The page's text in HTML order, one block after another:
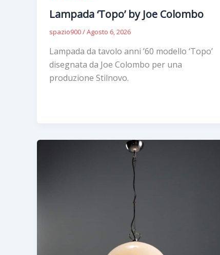
Lampada ‘Topo’ by Joe Colombo
spazio900/Agosto 6, 2026
Lampada da tavolo anni ’60 modello ‘Topo’
disegnata da Joe Colombo per una
produzione Stilnovo.